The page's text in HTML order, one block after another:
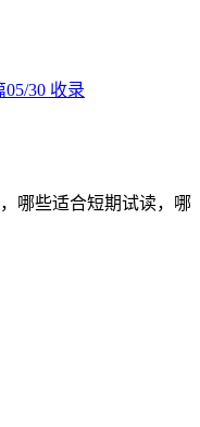
05/30 收录
哪些适合短期试读，哪